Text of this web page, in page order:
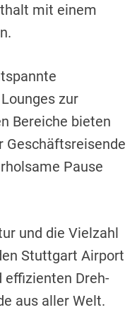
mit einem
zur
Bereiche bieten
Geschäftsreisende
Pause
und die Vielzahl
Stuttgart Airport
effizienten Dreh-
aus aller Welt.